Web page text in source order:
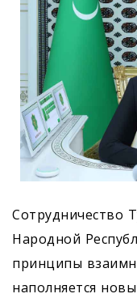
Сотрудничество
Народной
принципы
наполняется